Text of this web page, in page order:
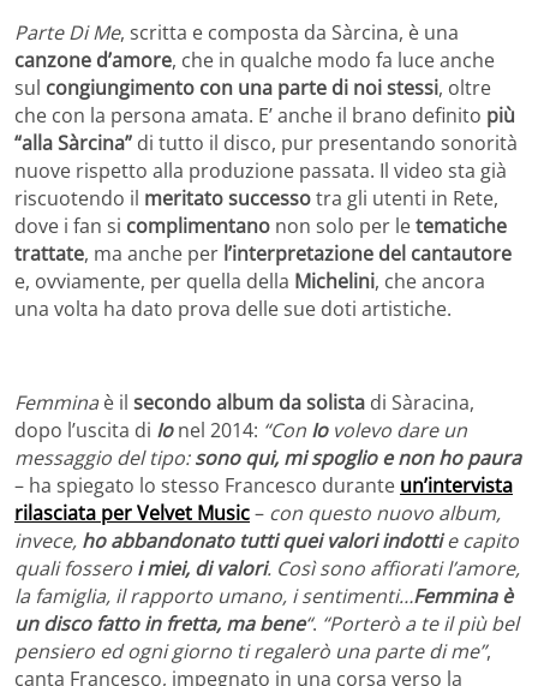
Parte Di Me, scritta e composta da Sàrcina, è una
canzone d’amore, che in qualche modo fa luce anche
sul congiungimento con una parte di noi stessi, oltre
che con la persona amata. E’ anche il brano definito più
“alla Sàrcina” di tutto il disco, pur presentando sonorità
nuove rispetto alla produzione passata. Il video sta già
riscuotendo il meritato successotra gli utenti in Rete,
dove i fan si complimentano non solo per letematiche
trattate, ma anche per l’interpretazione del cantautore
e, ovviamente, per quella della Michelini, che ancora
una volta ha dato prova delle sue doti artistiche.
Femmina è il secondo album da solista di Sàracina,
dopo l’uscita di Ionel 2014: “Con Iovolevo dare un
messaggio del tipo:sono qui, mi spoglio e non ho paura
– ha spiegato lo stesso Francesco durante un’intervista
rilasciata per Velvet Music– con questo nuovo album,
invece, ho abbandonato tutti quei valori indottie capito
quali fossero i miei, di valori. Così sono affiorati l’amore,
la famiglia, il rapporto umano, i sentimenti…Femmina è
un disco fatto in fretta, ma bene“. “Porterò a te il più bel
pensiero ed ogni giorno ti regalerò una parte di me”,
canta Francesco, impegnato in una corsa verso la